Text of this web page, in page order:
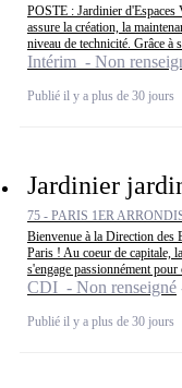
POSTE : Jardinier
assure la création, la
niveau de technicité. Grâce à
Intérim - Non
Publié il y a plus de 30 jours
Jardinier
75 - PARIS 1ER
Bienvenue à la Direction des
Paris ! Au coeur de capitale,
s'engage passionnément pour
CDI - Non renseigné
Publié il y a plus de 30 jours